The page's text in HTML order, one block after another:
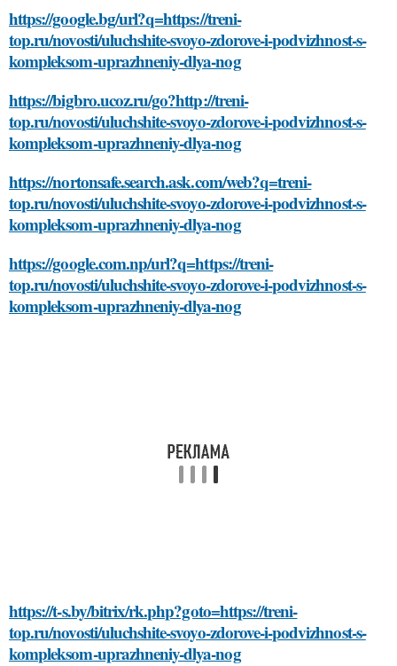
https://google.bg/url?q=https://treni-
top.ru/novosti/uluchshite-svoyo-zdorove-i-podvizhnost-s-
kompleksom-uprazhneniy-dlya-nog
https://bigbro.ucoz.ru/go?http://treni-
top.ru/novosti/uluchshite-svoyo-zdorove-i-podvizhnost-s-
kompleksom-uprazhneniy-dlya-nog
https://nortonsafe.search.ask.com/web?q=treni-
top.ru/novosti/uluchshite-svoyo-zdorove-i-podvizhnost-s-
kompleksom-uprazhneniy-dlya-nog
https://google.com.np/url?q=https://treni-
top.ru/novosti/uluchshite-svoyo-zdorove-i-podvizhnost-s-
kompleksom-uprazhneniy-dlya-nog
https://t-s.by/bitrix/rk.php?goto=https://treni-
top.ru/novosti/uluchshite-svoyo-zdorove-i-podvizhnost-s-
kompleksom-uprazhneniy-dlya-nog